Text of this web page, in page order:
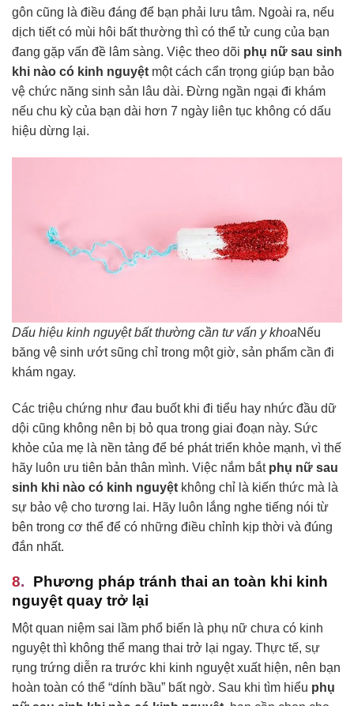
gôn cũng là điều đáng để bạn phải lưu tâm. Ngoài ra, nếu
dịch tiết có mùi hôi bất thường thì có thể tử cung của bạn
đang gặp vấn đề lâm sàng. Việc theo dõi phụ nữ sau sinh
khi nào có kinh nguyệt một cách cẩn trọng giúp bạn bảo
vệ chức năng sinh sản lâu dài. Đừng ngần ngại đi khám
nếu chu kỳ của bạn dài hơn 7 ngày liên tục không có dấu
hiệu dừng lại.
Dấu hiệu kinh nguyệt bất thường cần tư vấn y khoaNếu
băng vệ sinh ướt sũng chỉ trong một giờ, sản phẩm cần đi
khám ngay.
Các triệu chứng như đau buốt khi đi tiểu hay nhức đầu dữ
dội cũng không nên bị bỏ qua trong giai đoạn này. Sức
khỏe của mẹ là nền tảng để bé phát triển khỏe mạnh, vì thế
hãy luôn ưu tiên bản thân mình. Việc nắm bắt phụ nữ sau
sinh khi nào có kinh nguyệt không chỉ là kiến thức mà là
sự bảo vệ cho tương lai. Hãy luôn lắng nghe tiếng nói từ
bên trong cơ thể để có những điều chỉnh kịp thời và đúng
đắn nhất.
Phương pháp tránh thai an toàn khi kinh
nguyệt quay trở lại
Một quan niệm sai lầm phổ biến là phụ nữ chưa có kinh
nguyệt thì không thể mang thai trở lại ngay. Thực tế, sự
rụng trứng diễn ra trước khi kinh nguyệt xuất hiện, nên bạn
hoàn toàn có thể “dính bầu” bất ngờ. Sau khi tìm hiểu phụ